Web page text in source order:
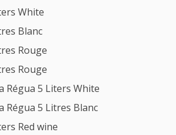
White
Blanc
Rouge
Rouge
Régua 5 Liters White
Régua 5 Litres Blanc
Red wine